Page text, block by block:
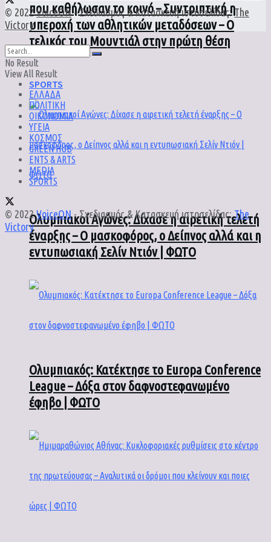
που καθήλωσαν το κοινό – Συντριπτική η
υπεροχή των αθλητικών μεταδόσεων – Ο
τελικός του Μουντιάλ στην πρώτη θέση
SPORTS
Ολυμπιακοί Αγώνες: Δίχασε η αιρετική τελετή
έναρξης – Ο μασκοφόρος, ο Δείπνος αλλά και η
εντυπωσιακή Σελίν Ντιόν | ΦΩΤΟ
Ολυμπιακός: Κατέκτησε το Europa Conference
League – Δόξα στον δαφνοστεφανωμένο
έφηβο | ΦΩΤΟ
© 2022VoiceON- Σχεδιασμός & Κατασκευή ιστοσελίδας:The
Victory.
No Result
View All Result
ΕΛΛΑΔΑ
ΠΟΛΙΤΙΚΗ
ΟΙΚΟΝΟΜΙΑ
ΥΓΕΙΑ
ΚΟΣΜΟΣ
GREEN HUB
ENTS & ARTS
MEDIA
SPORTS
© 2022VoiceON- Σχεδιασμός & Κατασκευή ιστοσελίδας:The
Victory.